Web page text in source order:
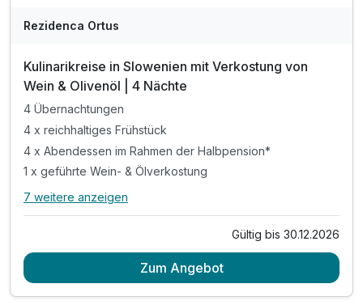
Rezidenca Ortus
Kulinarikreise in Slowenien mit Verkostung von
Wein & Olivenöl | 4 Nächte
4 Übernachtungen
4 x reichhaltiges Frühstück
4 x Abendessen im Rahmen der Halbpension*
1 x geführte Wein- & Ölverkostung
Alle Inklusivleistungen
4 x reichhaltiges Frühstück
7 weitere anzeigen
Gültig bis 30.12.2026
Zum Angebot